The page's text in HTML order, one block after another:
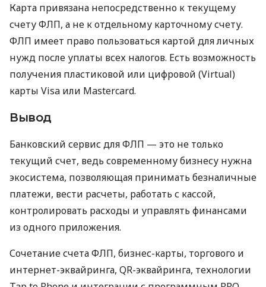
Карта привязана непосредственно к текущему
счету ФЛП, а не к отдельному карточному счету.
ФЛП имеет право пользоваться картой для личных
нужд после уплаты всех налогов. Есть возможность
получения пластиковой или цифровой (Virtual)
карты Visa или Mastercard.
Вывод
Банковский сервис для ФЛП — это не только
текущий счет, ведь современному бизнесу нужна
экосистема, позволяющая принимать безналичные
платежи, вести расчеты, работать с кассой,
контролировать расходы и управлять финансами
из одного приложения.
Сочетание счета ФЛП, бизнес-карты, торгового и
интернет-эквайринга, QR-эквайринга, технологии